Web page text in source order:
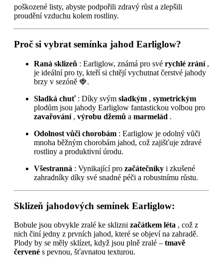
poškozené listy, abyste podpořili zdravý růst a zlepšili
proudění vzduchu kolem rostliny.
Proč si vybrat semínka jahod Earliglow?
Raná sklizeň : Earliglow, známá pro své rychlé zrání,
je ideální pro ty, kteří si chtějí vychutnat čerstvé jahody
brzy v sezóně 🍓.
Sladká chuť: Díky svým sladkým , symetrickým
plodům jsou jahody Earliglow fantastickou volbou pro
zavařování, výrobu džemů a marmelád .
Odolnost vůči chorobám : Earliglow je odolný vůči
mnoha běžným chorobám jahod, což zajišťuje zdravé
rostliny a produktivní úrodu.
Všestranná : Vynikající pro začátečníky i zkušené
zahradníky díky své snadné péči a robustnímu růstu.
Sklizeň jahodových semínek Earliglow:
Bobule jsou obvykle zralé ke sklizni začátkem léta , což z
nich činí jedny z prvních jahod, které se objeví na zahradě.
Plody by se měly sklízet, když jsou plně zralé – tmavě
červené s pevnou, šťavnatou texturou.